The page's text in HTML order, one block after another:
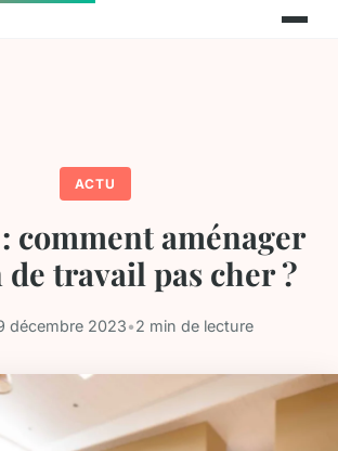
ACTU
comment aménager
travail pas cher ?
décembre 2023•2 min de lecture